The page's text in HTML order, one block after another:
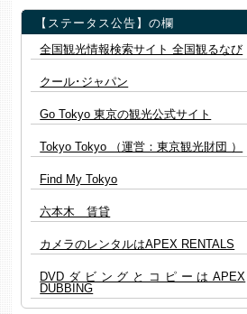
2024年4月19日
「ヨーロッパ進出の最前線～注目を
ナー
【ステータス公告】の欄
全国観光情報検索サイト 全国観るなび
クール･ジャパン
Go Tokyo 東京の観光公式サイト
Tokyo Tokyo （運営：東京観光財団 ）
Find My Tokyo
六本木 賃貸
カメラのレンタルはAPEX RENTALS
DVDダビングとコピーはAPEX
DUBBING